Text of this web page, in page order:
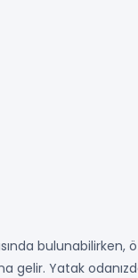
bulunabilirken,
gelir. Yatak